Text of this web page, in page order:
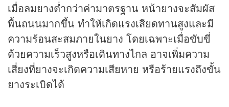
เมื่อลมยางต่ำกว่าค่ามาตรฐาน หน้ายางจะสัมผัส
พื้นถนนมากขึ้น ทำให้เกิดแรงเสียดทานสูงและมี
ความร้อนสะสมภายในยาง โดยเฉพาะเมื่อขับขี่
ด้วยความเร็วสูงหรือเดินทางไกล อาจเพิ่มความ
เสี่ยงที่ยางจะเกิดความเสียหาย หรือร้ายแรงถึงขั้น
ยางระเบิดได้